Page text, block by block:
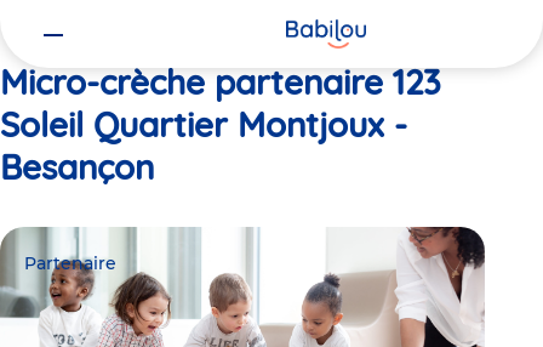
Micro-crèche partenaire 123
Soleil Quartier Montjoux -
Besançon
Partenaire